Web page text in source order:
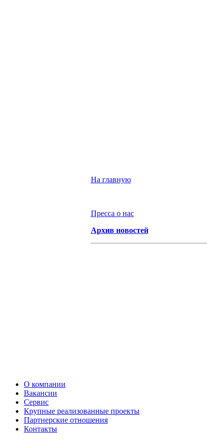
На главную
Пресса о нас
Архив новостей
О компании
Вакансии
Сервис
Крупные реализованные проекты
Партнерские отношения
Контакты